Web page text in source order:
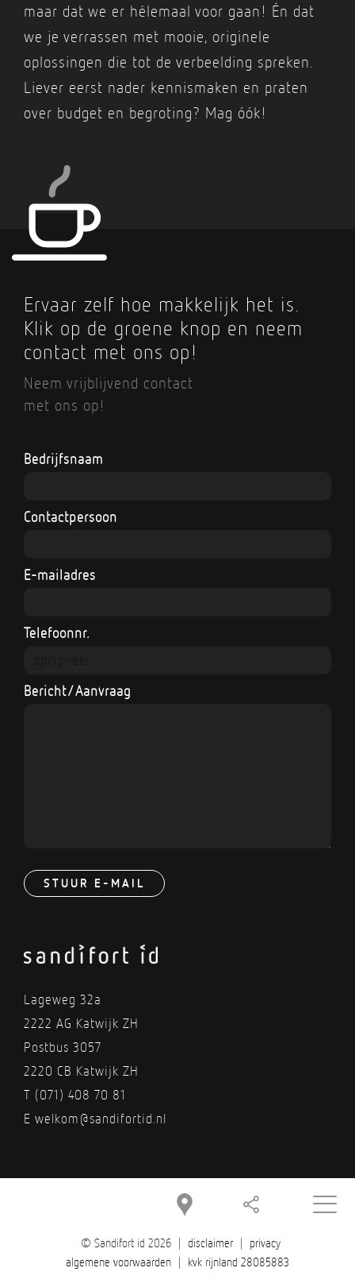
maar dat we er hélemaal voor gaan! Én dat
we je verrassen met mooie, originele
oplossingen die tot de verbeelding spreken.
Liever eerst nader kennismaken en praten
over budget en begroting? Mag óók!
Ervaar zelf hoe makkelijk het is.
Klik op de groene knop en neem
contact met ons op!
Neem vrijblijvend contact
met ons op!
Bedrijfsnaam
Contactpersoon
E-mailadres
Telefoonnr.
Bericht/Aanvraag
STUUR E-MAIL
Lageweg 32a
2222 AG Katwijk ZH
Postbus 3057
2220 CB Katwijk ZH
T (071) 408 70 81
E welkom@sandifortid.nl
© Sandifort id 2026 | disclaimer
privacy
algemene voorwaarden
kvk rijnland 28085883